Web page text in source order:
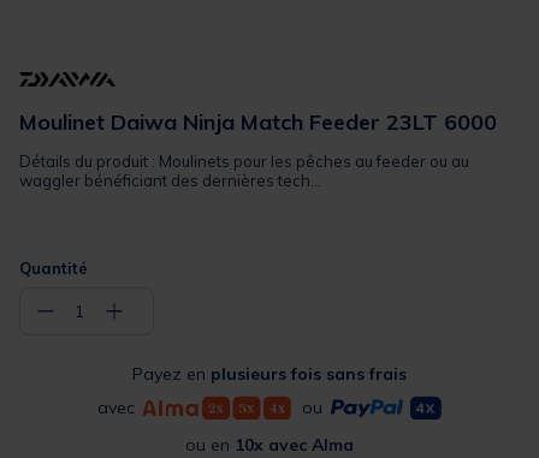
Moulinet Daiwa Ninja Match Feeder 23LT 6000
Détails du produit : Moulinets pour les pêches au feeder ou au
waggler bénéficiant des dernières tech...
Quantité
− 1 +
Payez en plusieurs fois sans frais
avec
ou
ou en 10x avec Alma